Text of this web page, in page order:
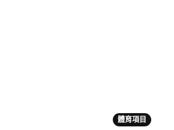
體育項目